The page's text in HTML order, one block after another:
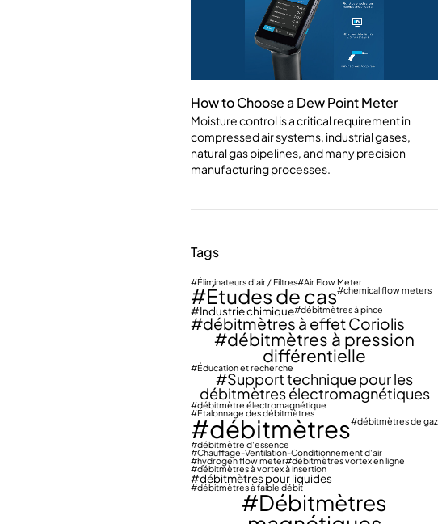
How to Choose a Dew Point Meter
Moisture control is a critical requirement in
compressed air systems, industrial gases,
natural gas pipelines, and many precision
manufacturing processes.
Tags
Éliminateurs d'air / Filtres Air Flow Meter
Études de cas chemical flow meters
Industrie chimique débitmètres à pince
débitmètres à effet Coriolis
débitmètres à pression
différentielle
Éducation et recherche
Support technique pour les
débitmètres électromagnétiques
débitmètre électromagnétique
Étalonnage des débitmètres
débitmètres débitmètres de gaz
débitmètre d'essence
Chauffage-Ventilation-Conditionnement d'air
hydrogen flow meter débitmètres vortex en ligne
débitmètres à vortex à insertion
débitmètres pour liquides
débitmètres à faible débit
Débitmètres